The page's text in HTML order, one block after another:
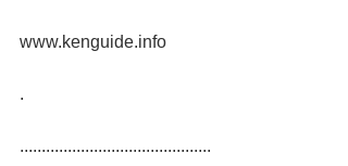
www.kenguide.info
.
............................................